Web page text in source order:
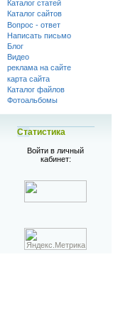
Каталог статей
Каталог сайтов
Вопрос - ответ
Написать письмо
Блог
Видео
реклама на сайте
карта сайта
Каталог файлов
Фотоальбомы
Статистика
Войти в личный
кабинет: